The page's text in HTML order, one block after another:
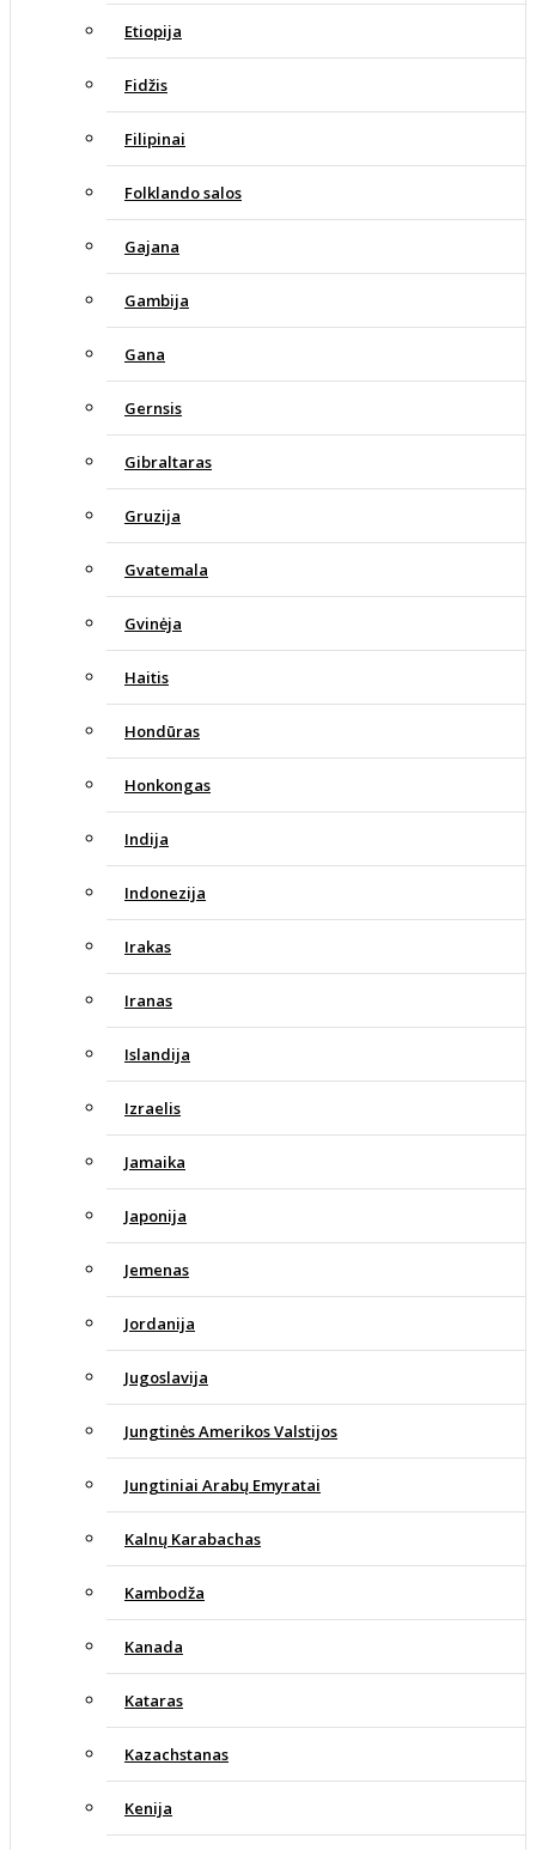
Etiopija
Fidžis
Filipinai
Folklando salos
Gajana
Gambija
Gana
Gernsis
Gibraltaras
Gruzija
Gvatemala
Gvinėja
Haitis
Hondūras
Honkongas
Indija
Indonezija
Irakas
Iranas
Islandija
Izraelis
Jamaika
Japonija
Jemenas
Jordanija
Jugoslavija
Jungtinės Amerikos Valstijos
Jungtiniai Arabų Emyratai
Kalnų Karabachas
Kambodža
Kanada
Kataras
Kazachstanas
Kenija